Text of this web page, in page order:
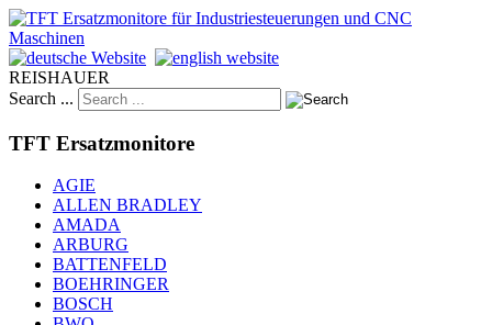
REISHAUER
Search ...
TFT Ersatzmonitore
AGIE
ALLEN BRADLEY
AMADA
ARBURG
BATTENFELD
BOEHRINGER
BOSCH